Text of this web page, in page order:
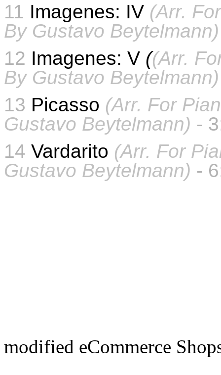
11 Imagenes: IV (Arr.
By Gustavo Beytelmann)
12 Imagenes: V ((Arr.
By Gustavo Beytelmann)
13 Picasso (Arr. For
Gustavo Beytelmann) -
14 Vardarito (Arr. For
Gustavo Beytelmann) -
modified eCommerce